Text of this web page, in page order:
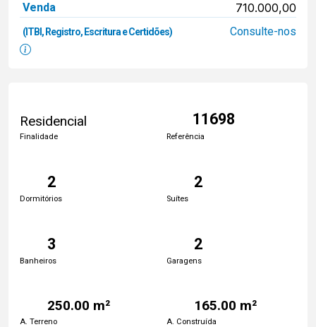
Venda 710.000,00
(ITBI, Registro, Escritura e Certidões) Consulte-nos
Residencial
Finalidade
11698
Referência
2
Dormitórios
2
Suítes
3
Banheiros
2
Garagens
250.00 m²
A. Terreno
165.00 m²
A. Construída